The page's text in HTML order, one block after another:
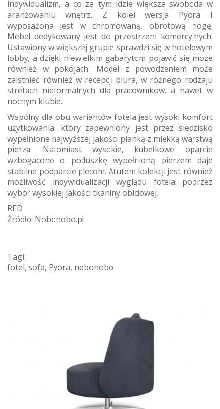
indywidualizm, a co za tym idzie większa swoboda w
aranżowaniu wnętrz. Z kolei wersja Pyora I
wyposażona jest w chromowaną, obrotową nogę.
Mebel dedykowany jest do przestrzeni komercyjnych.
Ustawiony w większej grupie sprawdzi się w hotelowym
lobby, a dzięki niewielkim gabarytom pojawić się może
również w pokojach. Model z powodzeniem może
zaistnieć również w recepcji biura, w różnego rodzaju
strefach nieformalnych dla pracowników, a nawet w
nocnym klubie.
Wspólny dla obu wariantów fotela jest wysoki komfort
użytkowania, który zapewniony jest przez siedzisko
wypełnione najwyższej jakości pianką z miękką warstwą
pierza. Natomiast wysokie, kubełkowe oparcie
wzbogacone o poduszkę wypełnioną pierzem daje
stabilne podparcie plecom. Atutem kolekcji jest również
możliwość indywidualizacji wyglądu fotela poprzez
wybór wysokiej jakości tkaniny obiciowej.
RED
Źródło: Nobonobo.pl
Tagi:
fotel, sofa, Pyora, nobonobo